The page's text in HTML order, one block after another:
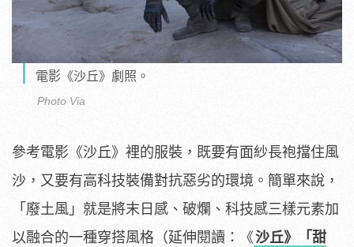
電影《沙丘》劇照。
Photo Via
參考電影《沙丘》裡的服裝，既要有面紗長袍擋住風
沙，又要有高科技裝備對抗惡劣的環境。簡單來說，
「廢土風」就是將末日感、破爛、科技感三樣元素加
以融合的一種穿搭風格（延伸閱讀：《沙丘》「甜